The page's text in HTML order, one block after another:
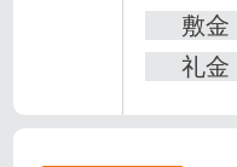
敷金
礼金